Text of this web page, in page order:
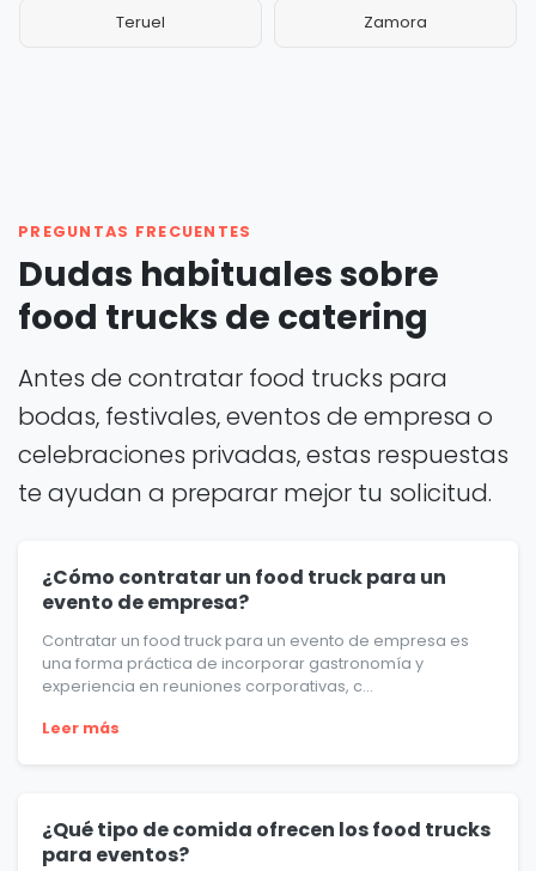
Teruel Zamora
PREGUNTAS FRECUENTES
Dudas habituales sobre
food trucks de catering
Antes de contratar food trucks para
bodas, festivales, eventos de empresa o
celebraciones privadas, estas respuestas
te ayudan a preparar mejor tu solicitud.
¿Cómo contratar un food truck para un
evento de empresa?
Contratar un food truck para un evento de empresa es
una forma práctica de incorporar gastronomía y
experiencia en reuniones corporativas, c...
Leer más
¿Qué tipo de comida ofrecen los food trucks
para eventos?